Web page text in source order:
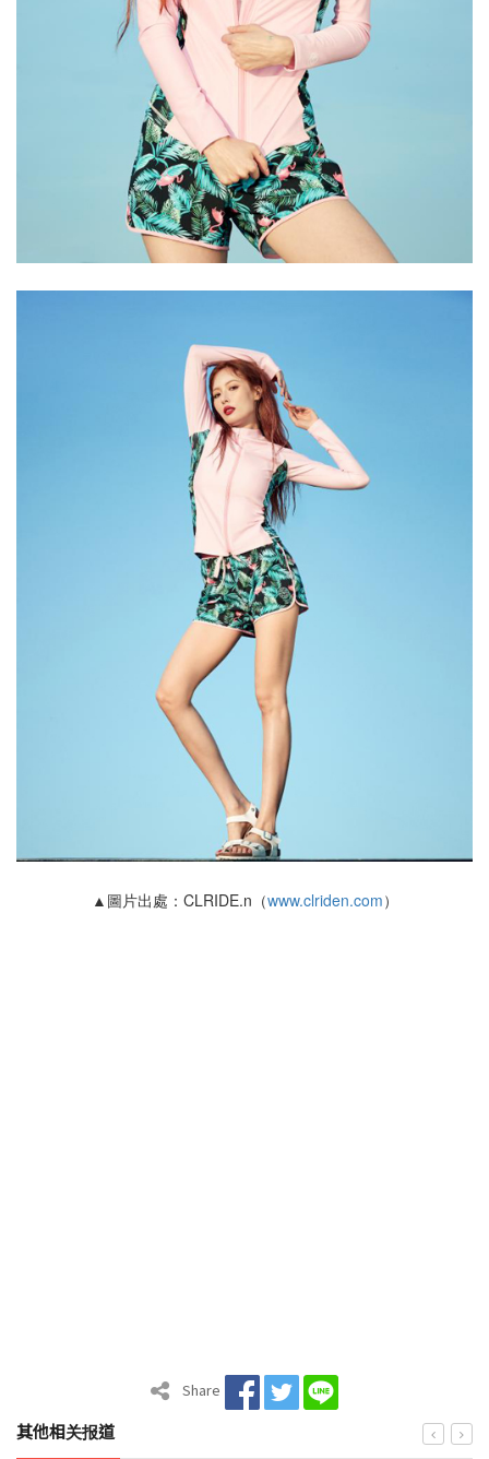
▲圖片出處：CLRIDE.n（www.clriden.com）
Share
其他相关报道